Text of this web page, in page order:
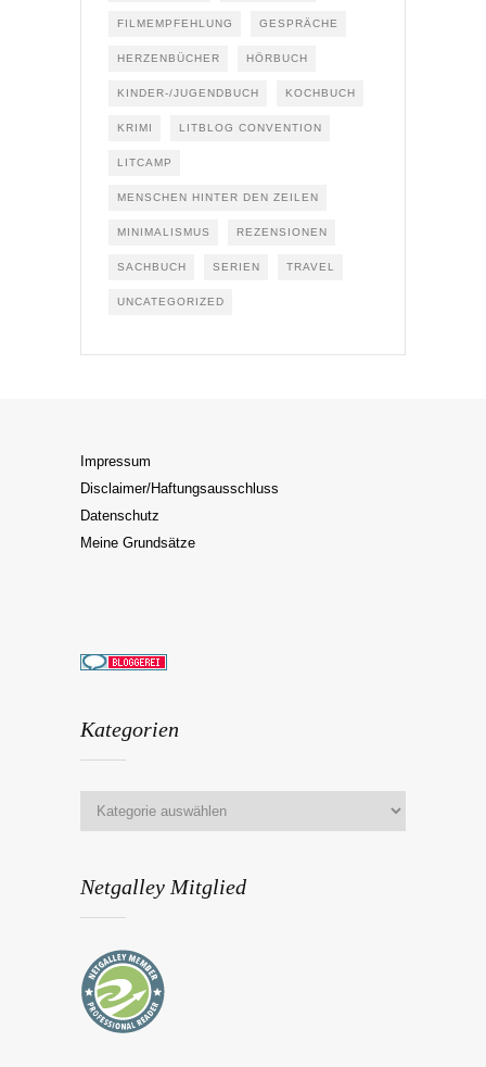
FILMEMPFEHLUNG GESPRÄCHE
HERZENBÜCHER HÖRBUCH
KINDER-/JUGENDBUCH KOCHBUCH
KRIMI LITBLOG CONVENTION
LITCAMP
MENSCHEN HINTER DEN ZEILEN
MINIMALISMUS REZENSIONEN
SACHBUCH SERIEN TRAVEL
UNCATEGORIZED
Impressum
Disclaimer/Haftungsausschluss
Datenschutz
Meine Grundsätze
Kategorien
Netgalley Mitglied